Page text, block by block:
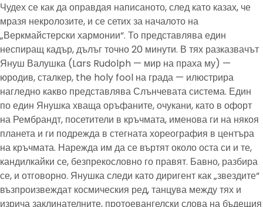
Чудех се как да оправдая написаното, след като казах, че
мразя некролозите, и се сетих за началото на
„Веркмайстерски хармонии“. То представлява един
неспиращ кадър, дълъг точно 20 минути. В тях разказвачът
Януш Валушка (Lars Rudolph — мир на праха му) —
юродив, сталкер, the holy fool на града — илюстрира
нагледно какво представлява Слънчевата система. Един
по един Янушка хваща оръфаните, очукани, като в офорт
на Рембрандт, посетители в кръчмата, именова ги на някоя
планета и ги подрежда в стегната хореография в центъра
на кръчмата. Нарежда им да се въртят около оста си и те,
кандилкайки се, безпрекословно го правят. Бавно, разбира
се, и отговорно. Янушка следи като диригент как „звездите“
възпроизвеждат космическия ред, танцува между тях и
изрича заклинателните, протоевангелски слова на бъдещия